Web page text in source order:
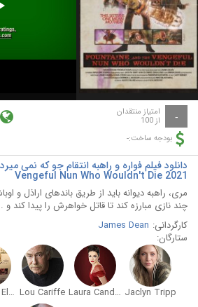
- امتیاز منتقدان
از 100
بودجه ساخت:-
Vengeful Nun Who Wouldn't Die 2021
مری، راهبه دیوانه باید از طریق باندهای اراذل و
چند نازی مبارزه کند تا قاتل خواهرش را پیدا کند و
کارگردانی: James Dean
ستارگان:
Jaclyn Tripp
Laura Candice
Lou Cariffe
Christine Elaine